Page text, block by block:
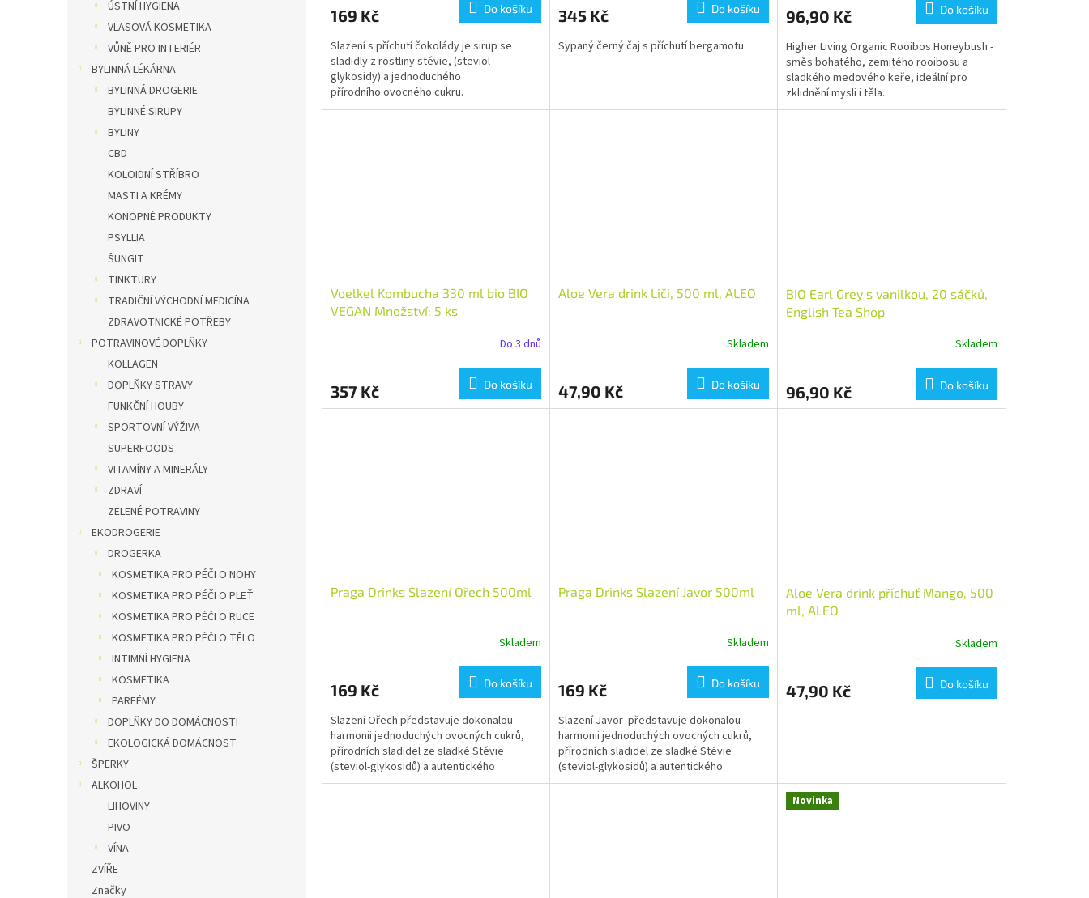
ÚSTNÍ HYGIENA
VLASOVÁ KOSMETIKA
VŮNĚ PRO INTERIÉR
BYLINNÁ LÉKÁRNA
BYLINNÁ DROGERIE
BYLINNÉ SIRUPY
BYLINY
CBD
KOLOIDNÍ STŘÍBRO
MASTI A KRÉMY
KONOPNÉ PRODUKTY
PSYLLIA
ŠUNGIT
TINKTURY
TRADIČNÍ VÝCHODNÍ MEDICÍNA
ZDRAVOTNICKÉ POTŘEBY
POTRAVINOVÉ DOPLŇKY
KOLLAGEN
DOPLŇKY STRAVY
FUNKČNÍ HOUBY
SPORTOVNÍ VÝŽIVA
SUPERFOODS
VITAMÍNY A MINERÁLY
ZDRAVÍ
ZELENÉ POTRAVINY
EKODROGERIE
DROGERKA
KOSMETIKA PRO PÉČI O NOHY
KOSMETIKA PRO PÉČI O PLEŤ
KOSMETIKA PRO PÉČI O RUCE
KOSMETIKA PRO PÉČI O TĚLO
INTIMNÍ HYGIENA
KOSMETIKA
PARFÉMY
DOPLŇKY DO DOMÁCNOSTI
EKOLOGICKÁ DOMÁCNOST
ŠPERKY
ALKOHOL
LIHOVINY
PIVO
VÍNA
ZVÍŘE
Značky
169 Kč Do košíku
Slazení s příchutí čokolády je sirup se
sladidly z rostliny stévie, (steviol
glykosidy) a jednoduchého
přírodního ovocného cukru.
345 Kč Do košíku
Sypaný černý čaj s příchutí bergamotu
96,90 Kč Do košíku
Higher Living Organic Rooibos Honeybush -
směs bohatého, zemitého rooibosu a
sladkého medového keře, ideální pro
zklidnění mysli i těla.
Voelkel Kombucha 330 ml bio BIO
VEGAN Množství: 5 ks
Do 3 dnů
357 Kč Do košíku
Aloe Vera drink Liči, 500 ml, ALEO
Skladem
47,90 Kč Do košíku
BIO Earl Grey s vanilkou, 20 sáčků,
English Tea Shop
Skladem
96,90 Kč Do košíku
Praga Drinks Slazení Ořech 500ml
Skladem
169 Kč Do košíku
Slazení Ořech představuje dokonalou
harmonii jednoduchých ovocných cukrů,
přírodních sladidel ze sladké Stévie
(steviol-glykosidů) a autentického
přírodního aroma.
Praga Drinks Slazení Javor 500ml
Skladem
169 Kč Do košíku
Slazení Javor představuje dokonalou
harmonii jednoduchých ovocných cukrů,
přírodních sladidel ze sladké Stévie
(steviol-glykosidů) a autentického
přírodního aroma.
Aloe Vera drink příchuť Mango, 500
ml, ALEO
Skladem
47,90 Kč Do košíku
Novinka